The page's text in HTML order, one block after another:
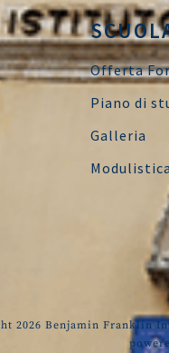
Offerta
Piano di
Galleria
Modulistica
2026 Benjamin Franklin